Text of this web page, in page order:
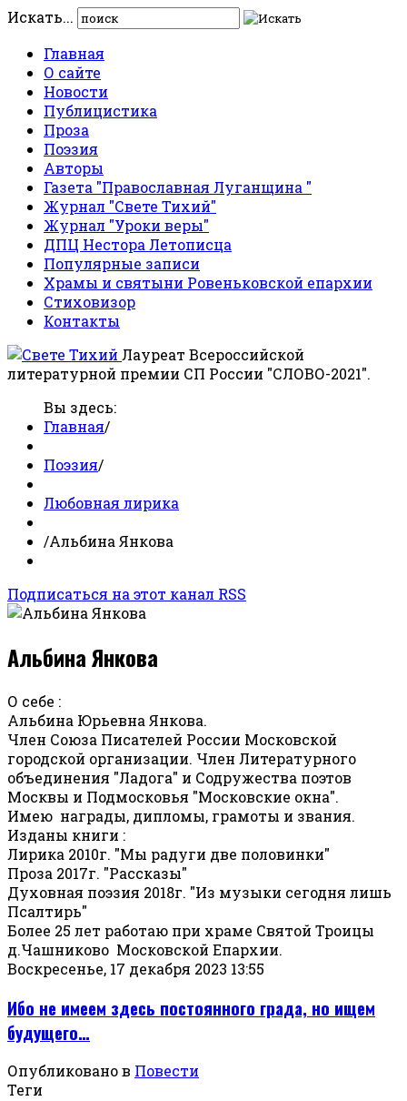
Искать...
Главная
О сайте
Новости
Публицистика
Проза
Поэзия
Авторы
Газета "Православная Луганщина "
Журнал "Свете Тихий"
Журнал "Уроки веры"
ДПЦ Нестора Летописца
Популярные записи
Храмы и святыни Ровеньковской епархии
Стиховизор
Контакты
Лауреат Всероссийской
литературной премии СП России "СЛОВО-2021".
Вы здесь:
Главная/
Поэзия/
Любовная лирика
/Альбина Янкова
Подписаться на этот канал RSS
Альбина Янкова
О себе :
Альбина Юрьевна Янкова.
Член Союза Писателей России Московской
городской организации. Член Литературного
объединения "Ладога" и Содружества поэтов
Москвы и Подмосковья "Московские окна".
Имею награды, дипломы, грамоты и звания.
Изданы книги :
Лирика 2010г. "Мы радуги две половинки"
Проза 2017г. "Рассказы"
Духовная поэзия 2018г. "Из музыки сегодня лишь
Псалтирь"
Более 25 лет работаю при храме Святой Троицы
д.Чашниково Московской Епархии.
Воскресенье, 17 декабря 2023 13:55
Ибо не имеем здесь постоянного града, но ищем
будущего…
Опубликовано в Повести
Теги